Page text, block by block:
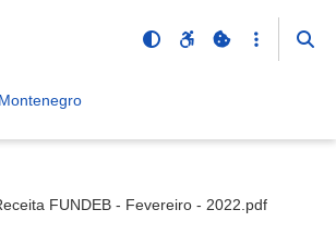
FUNDEB - Fevereiro - 2022.pdf